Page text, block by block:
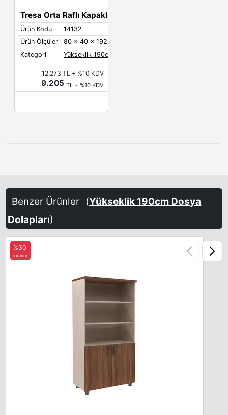
Tresa Orta Raflı Kapaklı Ofis Dolabı
Ürün Kodu
14132
Ürün Ölçüleri 80 x 40 x 192 cm Ağırlık :60 kg
Kategori
Yükseklik 190cm Dosya Dolapları
12.273 TL + %10 KDV
9.205TL + %10 KDV
Benzer Ürünler (Yükseklik 190cm Dosya
Dolapları)
%30
indirim